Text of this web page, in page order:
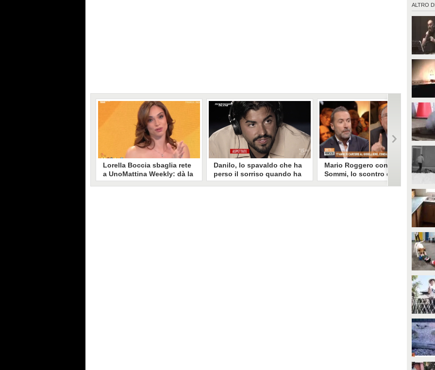
ALTRO DI
Lorella Boccia sbaglia rete
a UnoMattina Weekly: dà la
linea al Tg5 invece che al
Danilo, lo spavaldo che ha
perso il sorriso quando ha
scoperto la gelosia a
Mario Roggero contro Luca
Sommi, lo scontro del 2023
torna virale: "Lo
Roggero e Luca Sommi a Dritto e
Rovescio nel dicembre 2023. Alla
gioielliere, ora condannato in via